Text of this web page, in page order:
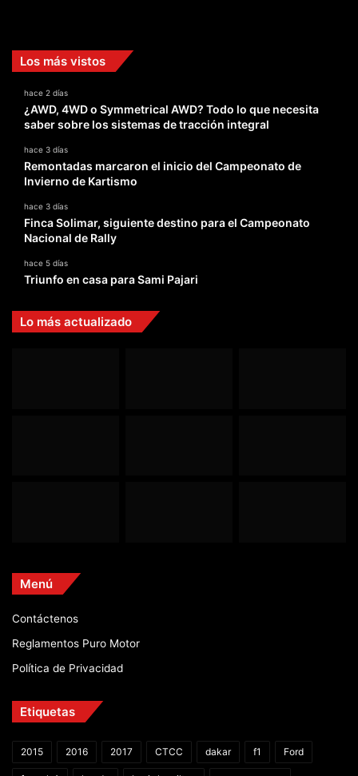
Los más vistos
hace 2 días
¿AWD, 4WD o Symmetrical AWD? Todo lo que necesita
saber sobre los sistemas de tracción integral
hace 3 días
Remontadas marcaron el inicio del Campeonato de
Invierno de Kartismo
hace 3 días
Finca Solimar, siguiente destino para el Campeonato
Nacional de Rally
hace 5 días
Triunfo en casa para Sami Pajari
Lo más actualizado
Menú
Contáctenos
Reglamentos Puro Motor
Política de Privacidad
Etiquetas
2015 2016 2017 CTCC dakar f1 Ford